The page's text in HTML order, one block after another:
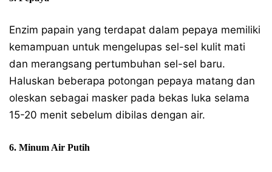
Enzim papain yang terdapat dalam pepaya memiliki
kemampuan untuk mengelupas sel-sel kulit mati
dan merangsang pertumbuhan sel-sel baru.
Haluskan beberapa potongan pepaya matang dan
oleskan sebagai masker pada bekas luka selama
15-20 menit sebelum dibilas dengan air.
6. Minum Air Putih